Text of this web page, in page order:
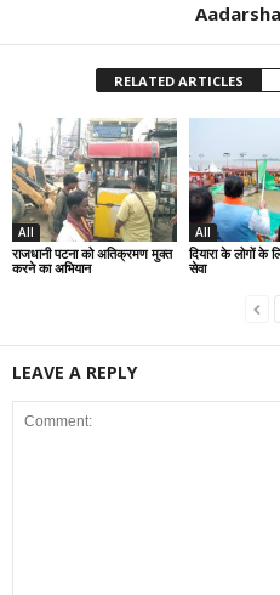
RELATED ARTICLES
All
राजधानी पटना को अतिक्रमण मुक्त
करने का अभियान
All
दियारा के लोगों के
सेवा
LEAVE A REPLY